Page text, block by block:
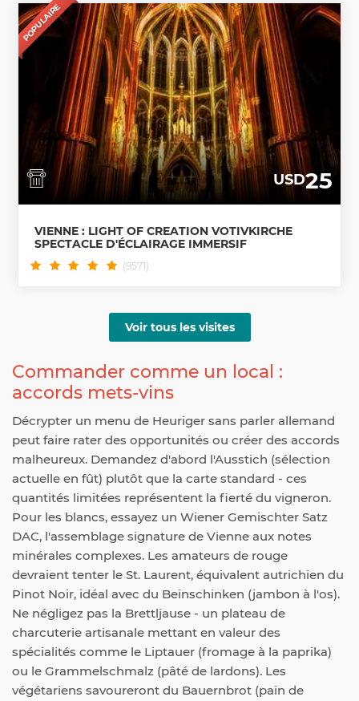
POPULAIRE
USD25
VIENNE : LIGHT OF CREATION VOTIVKIRCHE
SPECTACLE D'ÉCLAIRAGE IMMERSIF
(9571)
Voir tous les visites
Commander comme un local :
accords mets-vins
Décrypter un menu de Heuriger sans parler allemand
peut faire rater des opportunités ou créer des accords
malheureux. Demandez d'abord l'Ausstich (sélection
actuelle en fût) plutôt que la carte standard - ces
quantités limitées représentent la fierté du vigneron.
Pour les blancs, essayez un Wiener Gemischter Satz
DAC, l'assemblage signature de Vienne aux notes
minérales complexes. Les amateurs de rouge
devraient tenter le St. Laurent, équivalent autrichien du
Pinot Noir, idéal avec du Beinschinken (jambon à l'os).
Ne négligez pas la Brettljause - un plateau de
charcuterie artisanale mettant en valeur des
spécialités comme le Liptauer (fromage à la paprika)
ou le Grammelschmalz (pâté de lardons). Les
végétariens savoureront du Bauernbrot (pain de